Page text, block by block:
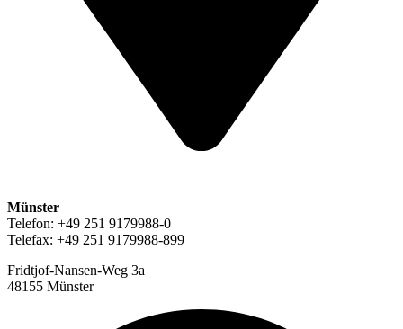
Münster
Telefon: +49 251 9179988-0
Telefax: +49 251 9179988-899
Fridtjof-Nansen-Weg 3a
48155 Münster